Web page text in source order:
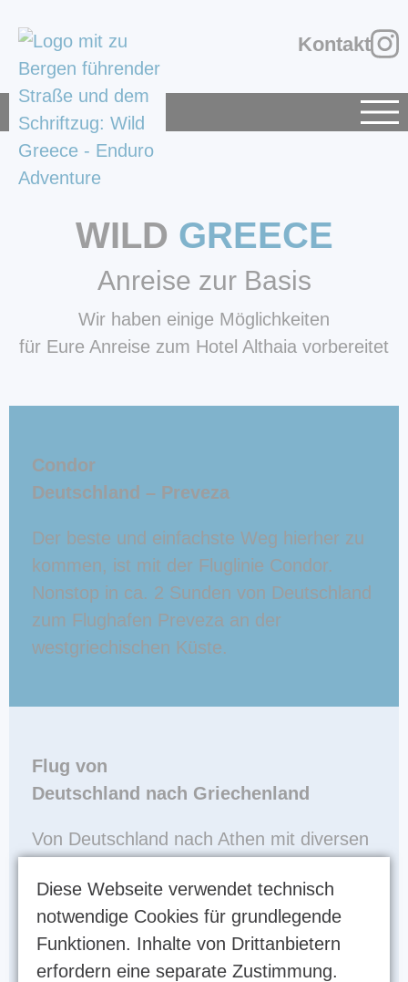
Kontakt
WILD GREECE
Anreise zur Basis
Wir haben einige Möglichkeiten
für Eure Anreise zum Hotel Althaia vorbereitet
Condor
Deutschland – Preveza
Der beste und einfachste Weg hierher zu
kommen, ist mit der Fluglinie Condor.
Nonstop in ca. 2 Sunden von Deutschland
zum Flughafen Preveza an der
westgriechischen Küste.
Flug von
Deutschland nach Griechenland
Von Deutschland nach Athen mit diversen
Flugzeit ca. 2,5 Stunden. Die Flüge müsst
ihr euch leider selbst buchen, da wir sonst
als Reiseunternehmen gelten würden.
Diese Webseite verwendet technisch
notwendige Cookies für grundlegende
Funktionen. Inhalte von Drittanbietern
erfordern eine separate Zustimmung.